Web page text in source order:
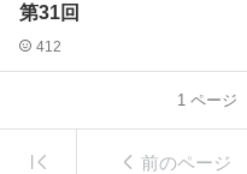
第31回
412
1ページ
前のページ